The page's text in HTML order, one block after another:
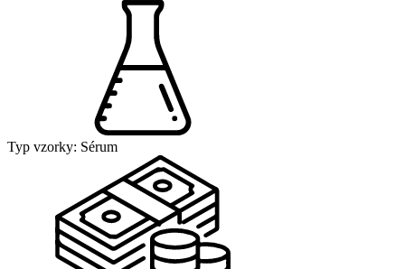
Typ vzorky: Sérum